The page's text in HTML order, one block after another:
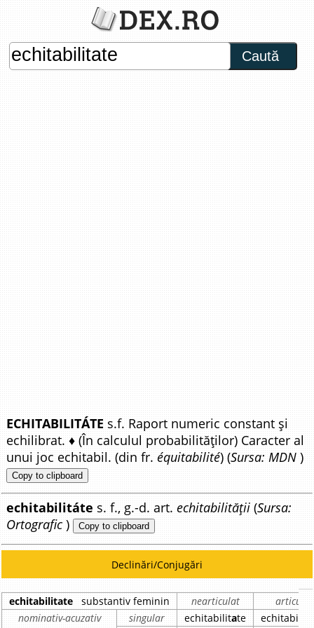
Caută
ECHITABILITÁTE s.f. Raport numeric constant și
echilibrat. ♦ (În calculul probabilităților) Caracter al
unui joc echitabil. (din fr.équitabilité) (Sursa: MDN )
Copy to clipboard
echitabilitáte s. f., g.-d. art.echitabilității (Sursa:
Ortografic ) Copy to clipboard
Declinări/Conjugări
echitabilitate substantiv feminin nearticulat
articulat
nominativ-acuzativ
singular echitabilitate echitabilit